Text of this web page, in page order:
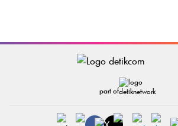
part of